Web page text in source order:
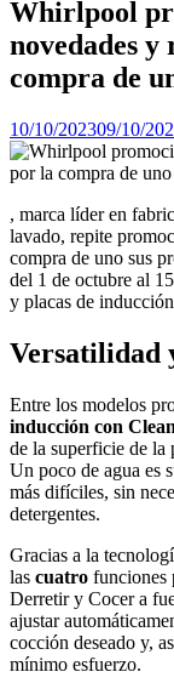
Whirlpool
novedades y
compra de
10/10/202309/10/
, marca líder en
lavado, repite
compra de uno sus
del 1 de octubre al
y placas de
Versatilidad
Entre los modelos
inducción con
de la superficie de la
Un poco de agua es
más difíciles, sin
detergentes.
Gracias a la
las cuatro funciones
Derretir y Cocer a
ajustar
cocción deseado y,
mínimo esfuerzo.